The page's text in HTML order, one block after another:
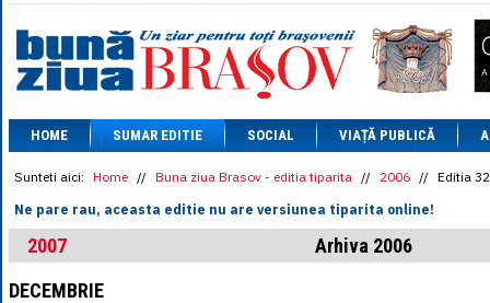
= 5.8304
1 XAU= 464.4611
1 AED= 1.1933
1 AUD= 2.7957
1 BGN= 2.5449
1 CAD= 3.1559
1 CHF= 5.2813
1 CNY= 0.6015
1 DKK= 0.6668
1 EGP= 0.0860
1 HUF= 1.2223
HOME SUMAR EDITIE SOCIAL VIAȚĂ PUBLICĂ
Sunteti aici: Home // Buna ziua Brasov - editia tiparita // 2006 // Editia
Ne pare rau, aceasta editie nu are versiunea tiparita online!
2007
Arhiva 2006
DECEMBRIE